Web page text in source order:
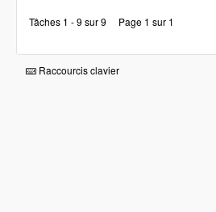
Tâches 1 - 9 sur 9 Page 1 sur 1
Raccourcis clavier